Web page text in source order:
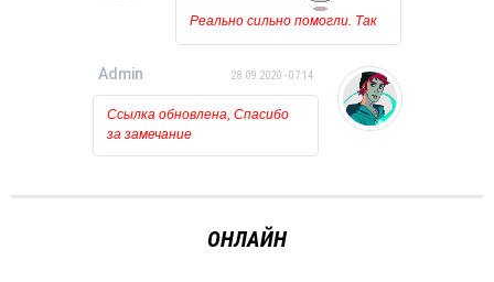
Реально сильно помогли. Так
Admin 28.09.2020 - 07:14
Ссылка обновлена, Спасибо
за замечание
ОНЛАЙН